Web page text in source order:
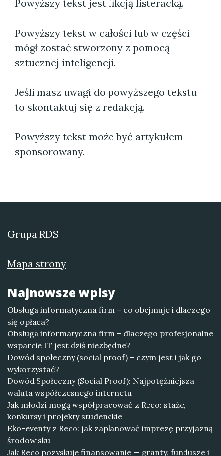
Powyższy tekst jest fikcją listeracką.
Powyższy tekst w całości lub w części
mógł zostać stworzony z pomocą
sztucznej inteligencji.
Jeśli masz uwagi do powyższego tekstu
to skontaktuj się z redakcją.
Powyższy tekst może być artykułem
sponsorowany.
Grupa RDS
Mapa strony
Najnowsze wpisy
Obsługa informatyczna firm – co obejmuje i dlaczego
się opłaca?
Obsługa informatyczna firm – dlaczego profesjonalne
wsparcie IT jest dziś niezbędne?
Dowód społeczny (social proof) – czym jest i jak go
wykorzystać?
Dowód Społeczny (Social Proof): Najpotężniejsza
waluta współczesnego internetu
Jak młodzi mogą współpracować z Reco: staże,
konkursy i projekty studenckie
Eko-eventy z Reco: jak zaplanować imprezę przyjazną
środowisku
Jak Reco pozyskuje finansowanie — granty, fundusze i